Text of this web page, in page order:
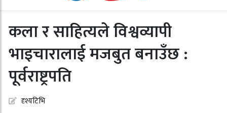
कला र साहित्यले विश्वव्यापी
भाइचारालाई मजबुत बनाउँछ :
पूर्वराष्ट्रपति
दृश्यटिभि